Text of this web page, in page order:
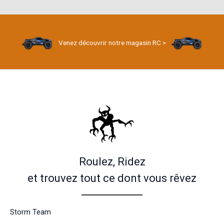
Venez découvrir notre magasin RC >
Roulez, Ridez
et trouvez tout ce dont vous rêvez
Storm Team